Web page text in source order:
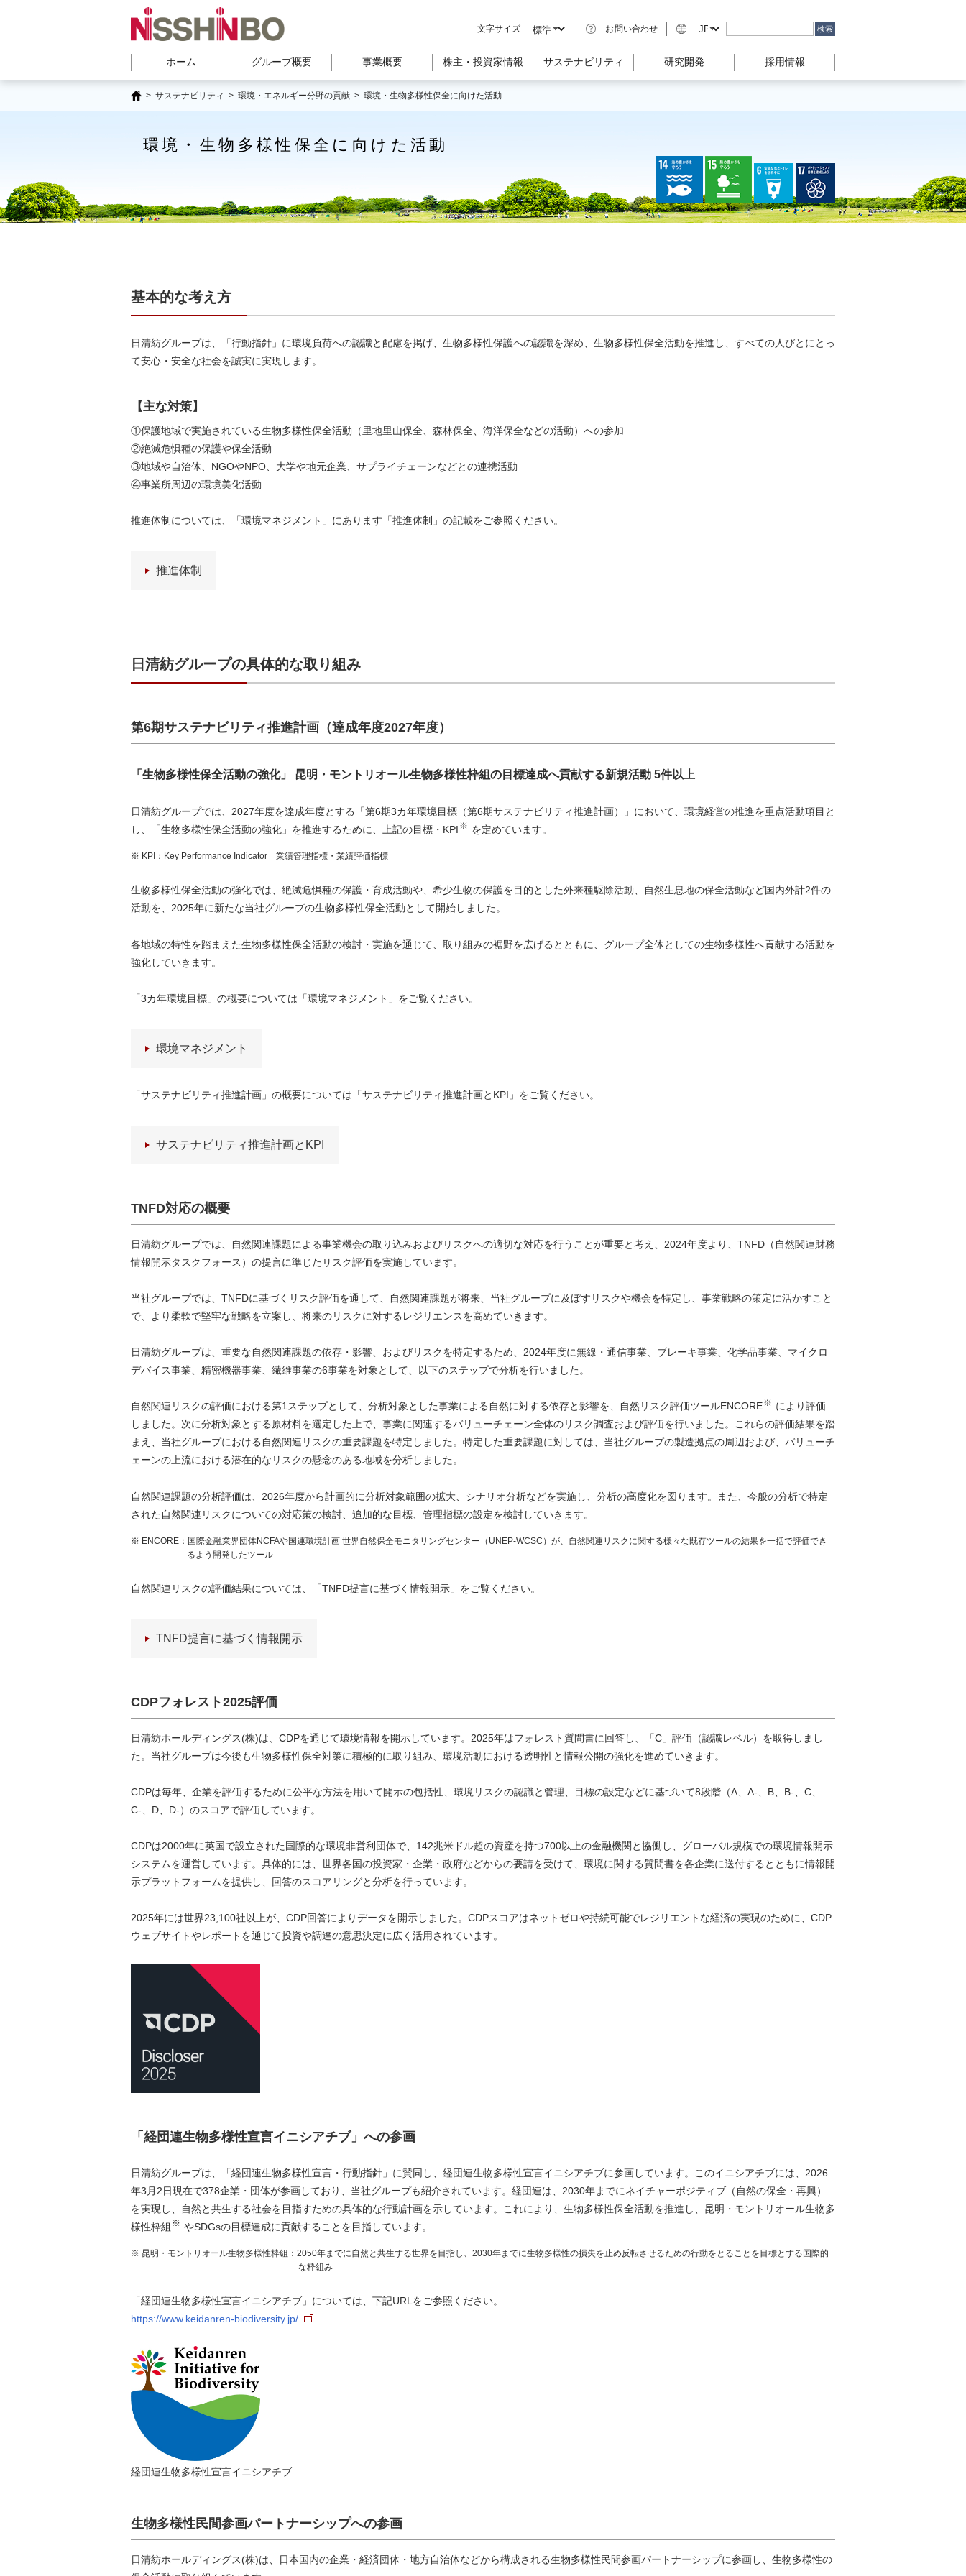
文字サイズ お問い合わせ
ホーム グループ概要 事業概要 株主・投資家情報 サステナビリティ 研究開発 採用情報
> サステナビリティ > 環境・エネルギー分野の貢献 > 環境・生物多様性保全に向けた活動
環境・生物多様性保全に向けた活動
基本的な考え方
日清紡グループは、「行動指針」に環境負荷への認識と配慮を掲げ、生物多様性保護への認識を深め、生物多様性保全活動を推進し、すべての人びとにとっ
て安心・安全な社会を誠実に実現します。
【主な対策】
①保護地域で実施されている生物多様性保全活動（里地里山保全、森林保全、海洋保全などの活動）への参加
②絶滅危惧種の保護や保全活動
③地域や自治体、NGOやNPO、大学や地元企業、サプライチェーンなどとの連携活動
④事業所周辺の環境美化活動
推進体制については、「環境マネジメント」にあります「推進体制」の記載をご参照ください。
推進体制
日清紡グループの具体的な取り組み
第6期サステナビリティ推進計画（達成年度2027年度）
「生物多様性保全活動の強化」 昆明・モントリオール生物多様性枠組の目標達成へ貢献する新規活動 5件以上
日清紡グループでは、2027年度を達成年度とする「第6期3カ年環境目標（第6期サステナビリティ推進計画）」において、環境経営の推進を重点活動項目と
し、「生物多様性保全活動の強化」を推進するために、上記の目標・KPI ※ を定めています。
※ KPI：Key Performance Indicator 業績管理指標・業績評価指標
生物多様性保全活動の強化では、絶滅危惧種の保護・育成活動や、希少生物の保護を目的とした外来種駆除活動、自然生息地の保全活動など国内外計2件の
活動を、2025年に新たな当社グループの生物多様性保全活動として開始しました。
各地域の特性を踏まえた生物多様性保全活動の検討・実施を通じて、取り組みの裾野を広げるとともに、グループ全体としての生物多様性へ貢献する活動を
強化していきます。
「3カ年環境目標」の概要については「環境マネジメント」をご覧ください。
環境マネジメント
「サステナビリティ推進計画」の概要については「サステナビリティ推進計画とKPI」をご覧ください。
サステナビリティ推進計画とKPI
TNFD対応の概要
日清紡グループでは、自然関連課題による事業機会の取り込みおよびリスクへの適切な対応を行うことが重要と考え、2024年度より、TNFD（自然関連財務
情報開示タスクフォース）の提言に準じたリスク評価を実施しています。
当社グループでは、TNFDに基づくリスク評価を通して、自然関連課題が将来、当社グループに及ぼすリスクや機会を特定し、事業戦略の策定に活かすこと
で、より柔軟で堅牢な戦略を立案し、将来のリスクに対するレジリエンスを高めていきます。
日清紡グループは、重要な自然関連課題の依存・影響、およびリスクを特定するため、2024年度に無線・通信事業、ブレーキ事業、化学品事業、マイクロ
デバイス事業、精密機器事業、繊維事業の6事業を対象として、以下のステップで分析を行いました。
自然関連リスクの評価における第1ステップとして、分析対象とした事業による自然に対する依存と影響を、自然リスク評価ツールENCORE※ により評価
しました。次に分析対象とする原材料を選定した上で、事業に関連するバリューチェーン全体のリスク調査および評価を行いました。これらの評価結果を踏
まえ、当社グループにおける自然関連リスクの重要課題を特定しました。特定した重要課題に対しては、当社グループの製造拠点の周辺および、バリューチ
ェーンの上流における潜在的なリスクの懸念のある地域を分析しました。
自然関連課題の分析評価は、2026年度から計画的に分析対象範囲の拡大、シナリオ分析などを実施し、分析の高度化を図ります。また、今般の分析で特定
された自然関連リスクについての対応策の検討、追加的な目標、管理指標の設定を検討していきます。
※ ENCORE：国際金融業界団体NCFAや国連環境計画 世界自然保全モニタリングセンター（UNEP-WCSC）が、自然関連リスクに関する様々な既存ツールの結果を一括で評価でき
るよう開発したツール
自然関連リスクの評価結果については、「TNFD提言に基づく情報開示」をご覧ください。
TNFD提言に基づく情報開示
CDPフォレスト2025評価
日清紡ホールディングス(株)は、CDPを通じて環境情報を開示しています。2025年はフォレスト質問書に回答し、「C」評価（認識レベル）を取得しまし
た。当社グループは今後も生物多様性保全対策に積極的に取り組み、環境活動における透明性と情報公開の強化を進めていきます。
CDPは毎年、企業を評価するために公平な方法を用いて開示の包括性、環境リスクの認識と管理、目標の設定などに基づいて8段階（A、A-、B、B-、C、
C-、D、D-）のスコアで評価しています。
CDPは2000年に英国で設立された国際的な環境非営利団体で、142兆米ドル超の資産を持つ700以上の金融機関と協働し、グローバル規模での環境情報開示
システムを運営しています。具体的には、世界各国の投資家・企業・政府などからの要請を受けて、環境に関する質問書を各企業に送付するとともに情報開
示プラットフォームを提供し、回答のスコアリングと分析を行っています。
2025年には世界23,100社以上が、CDP回答によりデータを開示しました。CDPスコアはネットゼロや持続可能でレジリエントな経済の実現のために、CDP
ウェブサイトやレポートを通じて投資や調達の意思決定に広く活用されています。
「経団連生物多様性宣言イニシアチブ」への参画
日清紡グループは、「経団連生物多様性宣言・行動指針」に賛同し、経団連生物多様性宣言イニシアチブに参画しています。このイニシアチブには、2026
年3月2日現在で378企業・団体が参画しており、当社グループも紹介されています。経団連は、2030年までにネイチャーポジティブ（自然の保全・再興）
を実現し、自然と共生する社会を目指すための具体的な行動計画を示しています。これにより、生物多様性保全活動を推進し、昆明・モントリオール生物多
様性枠組 ※ やSDGsの目標達成に貢献することを目指しています。
※ 昆明・モントリオール生物多様性枠組： 2050年までに自然と共生する世界を目指し、2030年までに生物多様性の損失を止め反転させるための行動をとることを目標とする国際的
な枠組み
「経団連生物多様性宣言イニシアチブ」については、下記URLをご参照ください。
https://www.keidanren-biodiversity.jp/
経団連生物多様性宣言イニシアチブ
生物多様性民間参画パートナーシップへの参画
日清紡ホールディングス(株)は、日本国内の企業・経済団体・地方自治体などから構成される生物多様性民間参画パートナーシップに参画し、生物多様性の